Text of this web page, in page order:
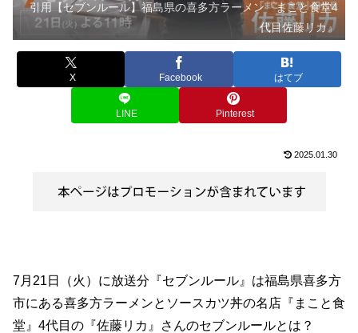
引用【セブンルール】福島県の喜多方ラーメン『まこと食堂4
代目佐藤リカ』
X Facebook はてブ
LINE Pinterest
2025.01.30
7月21日（火）に放送分『セブンルール』は福島県喜多方
市にある喜多方ラーメンとソースカツ丼の名店『まこと食
堂』4代目の『佐藤リカ』さんのセブンルールとは？